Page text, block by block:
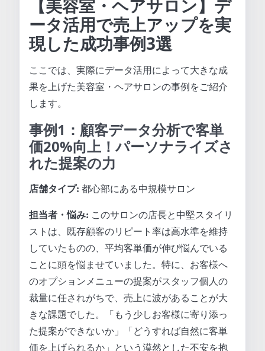
【美容室・ヘアサロン】デ
ータ活用で売上アップを実
現した成功事例3選
ここでは、実際にデータ活用によって大きな成
果を上げた美容室・ヘアサロンの事例をご紹介
します。
事例1：顧客データ分析で客単
価20%向上！パーソナライズさ
れた提案の力
店舗タイプ: 都心部にある中規模サロン
担当者・悩み: このサロンの店長と中堅スタイリ
ストは、既存顧客のリピート率は高水準を維持
していたものの、平均客単価が伸び悩んでいる
ことに頭を悩ませていました。特に、お客様へ
のオプションメニューの提案がスタッフ個人の
裁量に任されがちで、売上に波があることが大
きな課題でした。「もう少しお客様に寄り添っ
た提案ができないか」「どうすれば自然に客単
価を上げられるか」という漠然とした不安を抱